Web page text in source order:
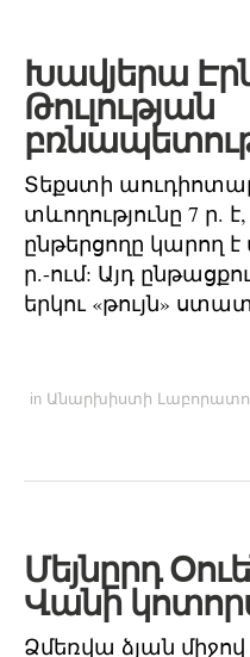
Խավյերա
Թուլության
Տեքստի
տևողությունը 7 ր.
ընթերցողը կարող
ր.-ում: Այդ
երկու «թույն»
in Անարխիստի
Մեյնըրդ
Վանի
Ձմեռվա ձյան միջով